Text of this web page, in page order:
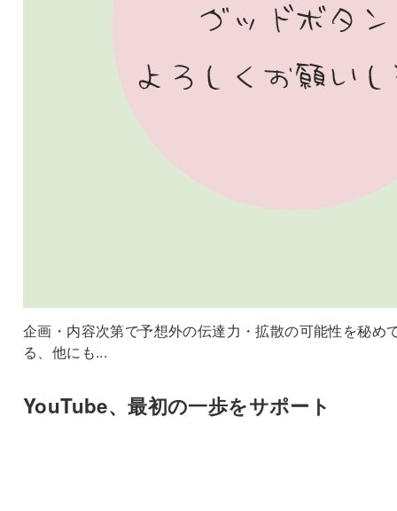
企画・内容次第で予想外の伝達力・拡散の可能性を秘め
る、他にも...
YouTube、最初の一歩をサポート